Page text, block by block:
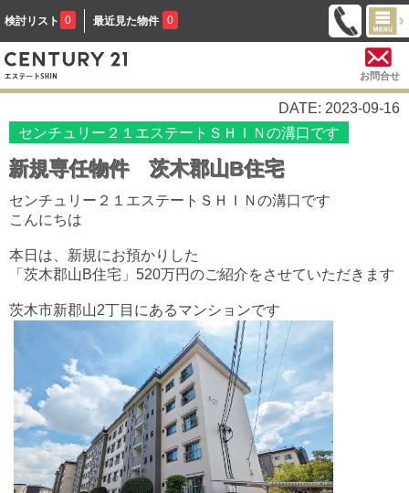
検討リスト 0 最近見た物件 0
お問合せ
DATE: 2023-09-16
センチュリー２１エステートＳＨＩＮの溝口です
新規専任物件 茨木郡山B住宅
センチュリー２１エステートＳＨＩＮの溝口です
こんにちは
本日は、新規にお預かりした
「茨木郡山B住宅」520万円のご紹介をさせていただきます
茨木市新郡山2丁目にあるマンションです